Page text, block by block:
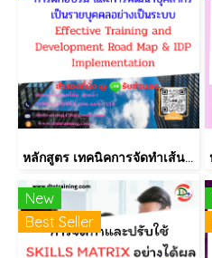
หลักสูตร เทคนิคการจัดทำเส้นทางการฝึกอบรม และการพัฒนาบุคลากร เป็นรายบุคคลอย่างเป็นระบบ Effective Training and Development Road Map & IDP Implementation
New
Best Seller